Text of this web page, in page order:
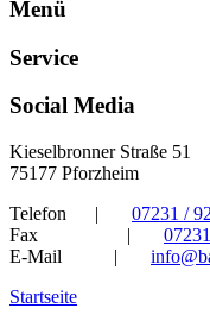
Menü
Service
Social Media
Kieselbronner Straße 51
75177 Pforzheim
Telefon
|
07231 /
Fax
|
E-Mail
|
Startseite